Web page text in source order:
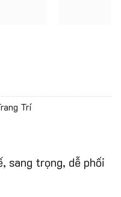
Trí
sang trọng, dễ phối